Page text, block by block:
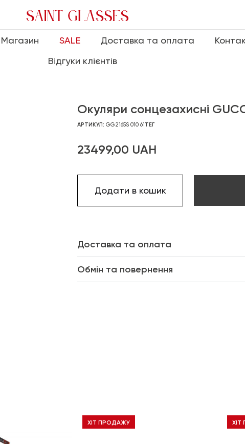
Магазин SALE Доставка та оплата
Відгуки клієнтів
Окуляри сонцезахисні
АРТИКУЛ: GG2165S 010 61ТЕГ
23499,00 UAH
Додати в кошик
Доставка та оплата
Обмін та повернення
ХІТ ПРОДАЖУ